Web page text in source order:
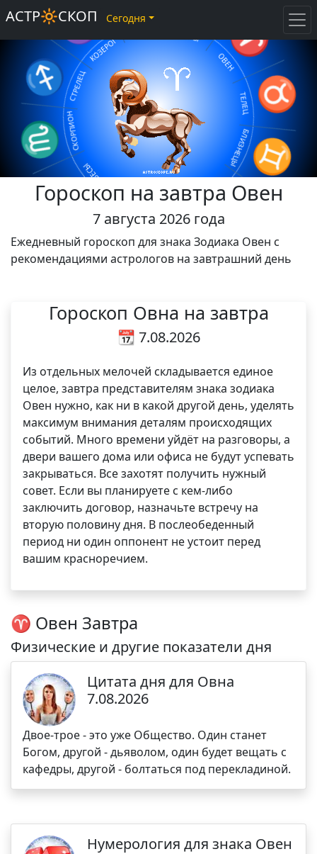
♈
ОВЕН
♉
ТЕЛЕЦ
♊
БЛИЗНЕЦЫ
♋
РАК
♌
ЛЕВ
♍
ДЕВА
♎
ВЕСЫ
♏СКОРПИОН
♐СТРЕЛЕЦ
♑
КОЗЕРОГ РЫБЫ
Гороскоп на завтра Овен
7 августа 2026 года
Ежедневный гороскоп для знака Зодиака Овен с
рекомендациями астрологов на завтрашний день
Гороскоп Овна на завтра
📆 7.08.2026
Из отдельных мелочей складывается единое
целое, завтра представителям знака зодиака
Овен нужно, как ни в какой другой день, уделять
максимум внимания деталям происходящих
событий. Много времени уйдёт на разговоры, а
двери вашего дома или офиса не будут успевать
закрываться. Все захотят получить нужный
совет. Если вы планируете с кем-либо
заключить договор, назначьте встречу на
вторую половину дня. В послеобеденный
период ни один оппонент не устоит перед
вашим красноречием.
♈ Овен Завтра
Физические и другие показатели дня
Цитата дня для Овна
7.08.2026
Двое-трое - это уже Общество. Один станет
Богом, другой - дьяволом, один будет вещать с
кафедры, другой - болтаться под перекладиной.
Нумерология для знака Овен
АСТР🔆СКОП Сегодня